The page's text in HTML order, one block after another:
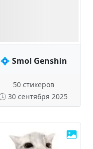
💠 Smol Genshin
50 стикеров
30 сентября 2025